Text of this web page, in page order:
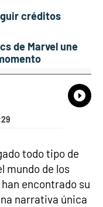
créditos
de Marvel une
todo tipo de
mundo de los
encontrado su
narrativa única